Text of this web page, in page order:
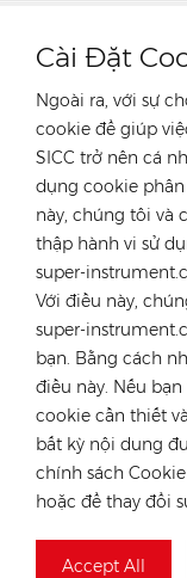
Cài Đặt
Ngoài ra, với sự
cookie để giúp
SICC trở nên cá
dụng cookie
này, chúng tôi và
thập hành vi sử
super-
Với điều này,
super-
bạn. Bằng cách
điều này. Nếu
cookie cần thiết
bất kỳ nội dung
chính sách
hoặc để thay đổi
Accept All
LIÊN HỆ VỚI
nước Đức
điện thoại : +49
E-mail :
Văn phòng &
52457
Hong Kong
điện thoại :+852
E-mail :
Yuen Long,